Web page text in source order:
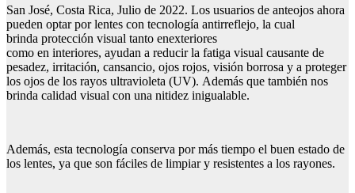
San José, Costa Rica, Julio de 2022. Los usuarios de anteojos ahora
pueden optar por lentes con tecnología antirreflejo, la cual
brinda protección visual tanto enexteriores
como en interiores, ayudan a reducir la fatiga visual causante de
pesadez, irritación, cansancio, ojos rojos, visión borrosa y a proteger
los ojos de los rayos ultravioleta (UV). Además que también nos
brinda calidad visual con una nitidez inigualable.
Además, esta tecnología conserva por más tiempo el buen estado de
los lentes, ya que son fáciles de limpiar y resistentes a los rayones.